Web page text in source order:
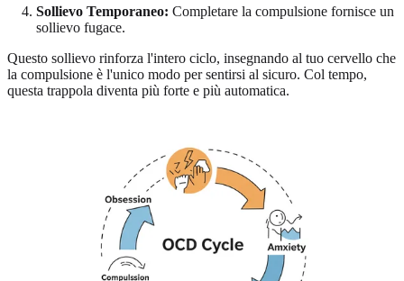
Sollievo Temporaneo: Completare la compulsione fornisce un
sollievo fugace.
Questo sollievo rinforza l'intero ciclo, insegnando al tuo cervello che
la compulsione è l'unico modo per sentirsi al sicuro. Col tempo,
questa trappola diventa più forte e più automatica.